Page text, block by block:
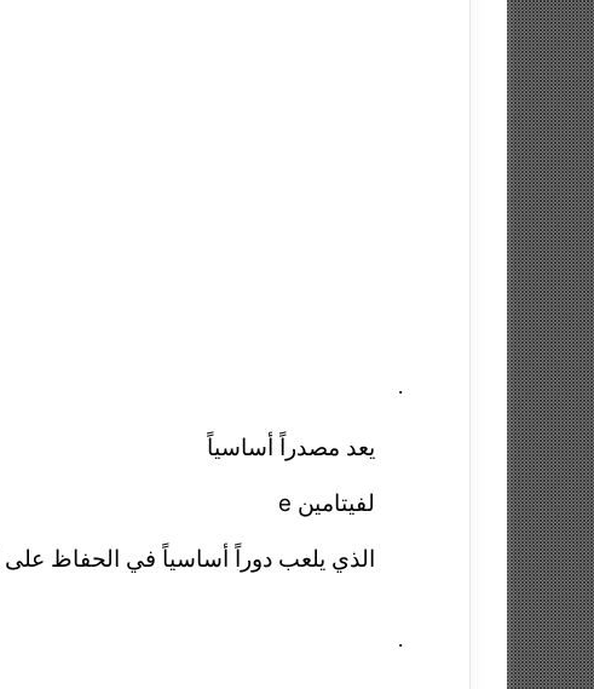
·
يعد مصدراً أساسياً
لفيتامين e
الذي يلعب دوراً أساسياً في الحفاظ
·